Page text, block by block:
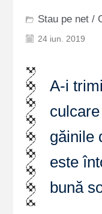
Stau pe net/
24 iun. 2019
A-i
găinile
este
bună